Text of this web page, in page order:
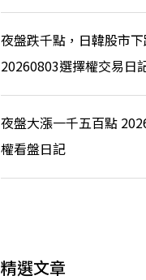
夜盤跌千點，日韓股市
20260803選擇權交易日
夜盤大漲一千五百點
權看盤日記
精選文章